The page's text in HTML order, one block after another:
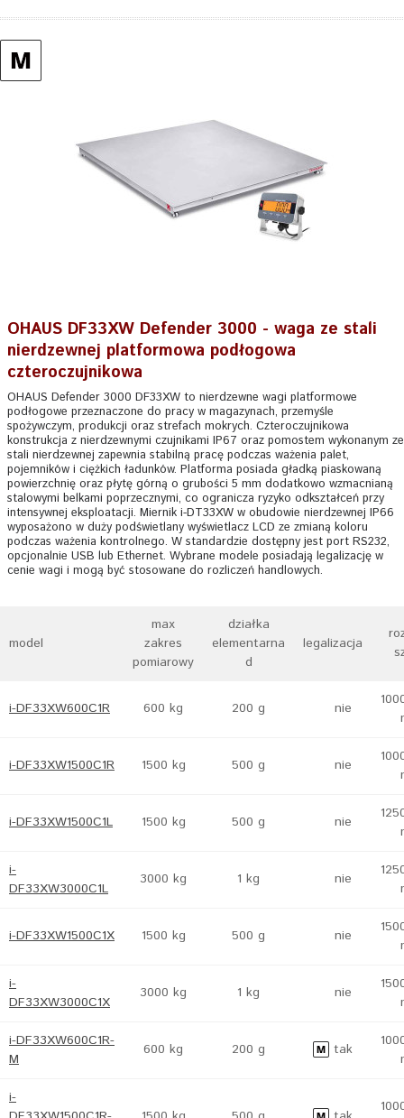
OHAUS DF33XW Defender 3000 - waga ze stali
nierdzewnej platformowa podłogowa
czteroczujnikowa
OHAUS Defender 3000 DF33XW to nierdzewne wagi platformowe
podłogowe przeznaczone do pracy w magazynach, przemyśle
spożywczym, produkcji oraz strefach mokrych. Czteroczujnikowa
konstrukcja z nierdzewnymi czujnikami IP67 oraz pomostem wykonanym ze
stali nierdzewnej zapewnia stabilną pracę podczas ważenia palet,
pojemników i ciężkich ładunków. Platforma posiada gładką piaskowaną
powierzchnię oraz płytę górną o grubości 5 mm dodatkowo wzmacnianą
stalowymi belkami poprzecznymi, co ogranicza ryzyko odkształceń przy
intensywnej eksploatacji. Miernik i-DT33XW w obudowie nierdzewnej IP66
wyposażono w duży podświetlany wyświetlacz LCD ze zmianą koloru
podczas ważenia kontrolnego. W standardzie dostępny jest port RS232,
opcjonalnie USB lub Ethernet. Wybrane modele posiadają legalizację w
cenie wagi i mogą być stosowane do rozliczeń handlowych.
model
max
zakres
pomiarowy
działka
elementarna
d
legalizacja
i-DF33XW600C1R 600 kg 200 g nie
i-DF33XW1500C1R 1500 kg 500 g nie
i-DF33XW1500C1L 1500 kg 500 g nie
i-
DF33XW3000C1L
3000 kg 1 kg nie
i-DF33XW1500C1X 1500 kg 500 g nie
i-
DF33XW3000C1X
3000 kg 1 kg nie
i-DF33XW600C1R-
M
600 kg 200 g tak
i-